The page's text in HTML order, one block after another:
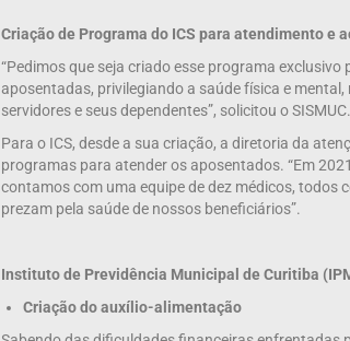
Criação de Programa do ICS para atendimento e
“Pedimos que seja criado esse programa
aposentadas, privilegiando a saúde física e
servidores e seus dependentes”, solicitou o SISMUC.
Para o ICS, desde a sua criação, a diretoria da
programas para atender os aposentados. “Em
contamos com uma equipe de dez médicos, todos
prezam pela saúde de nossos beneficiários”.
Instituto de Previdência Municipal de Curitiba
Criação do auxílio-alimentação